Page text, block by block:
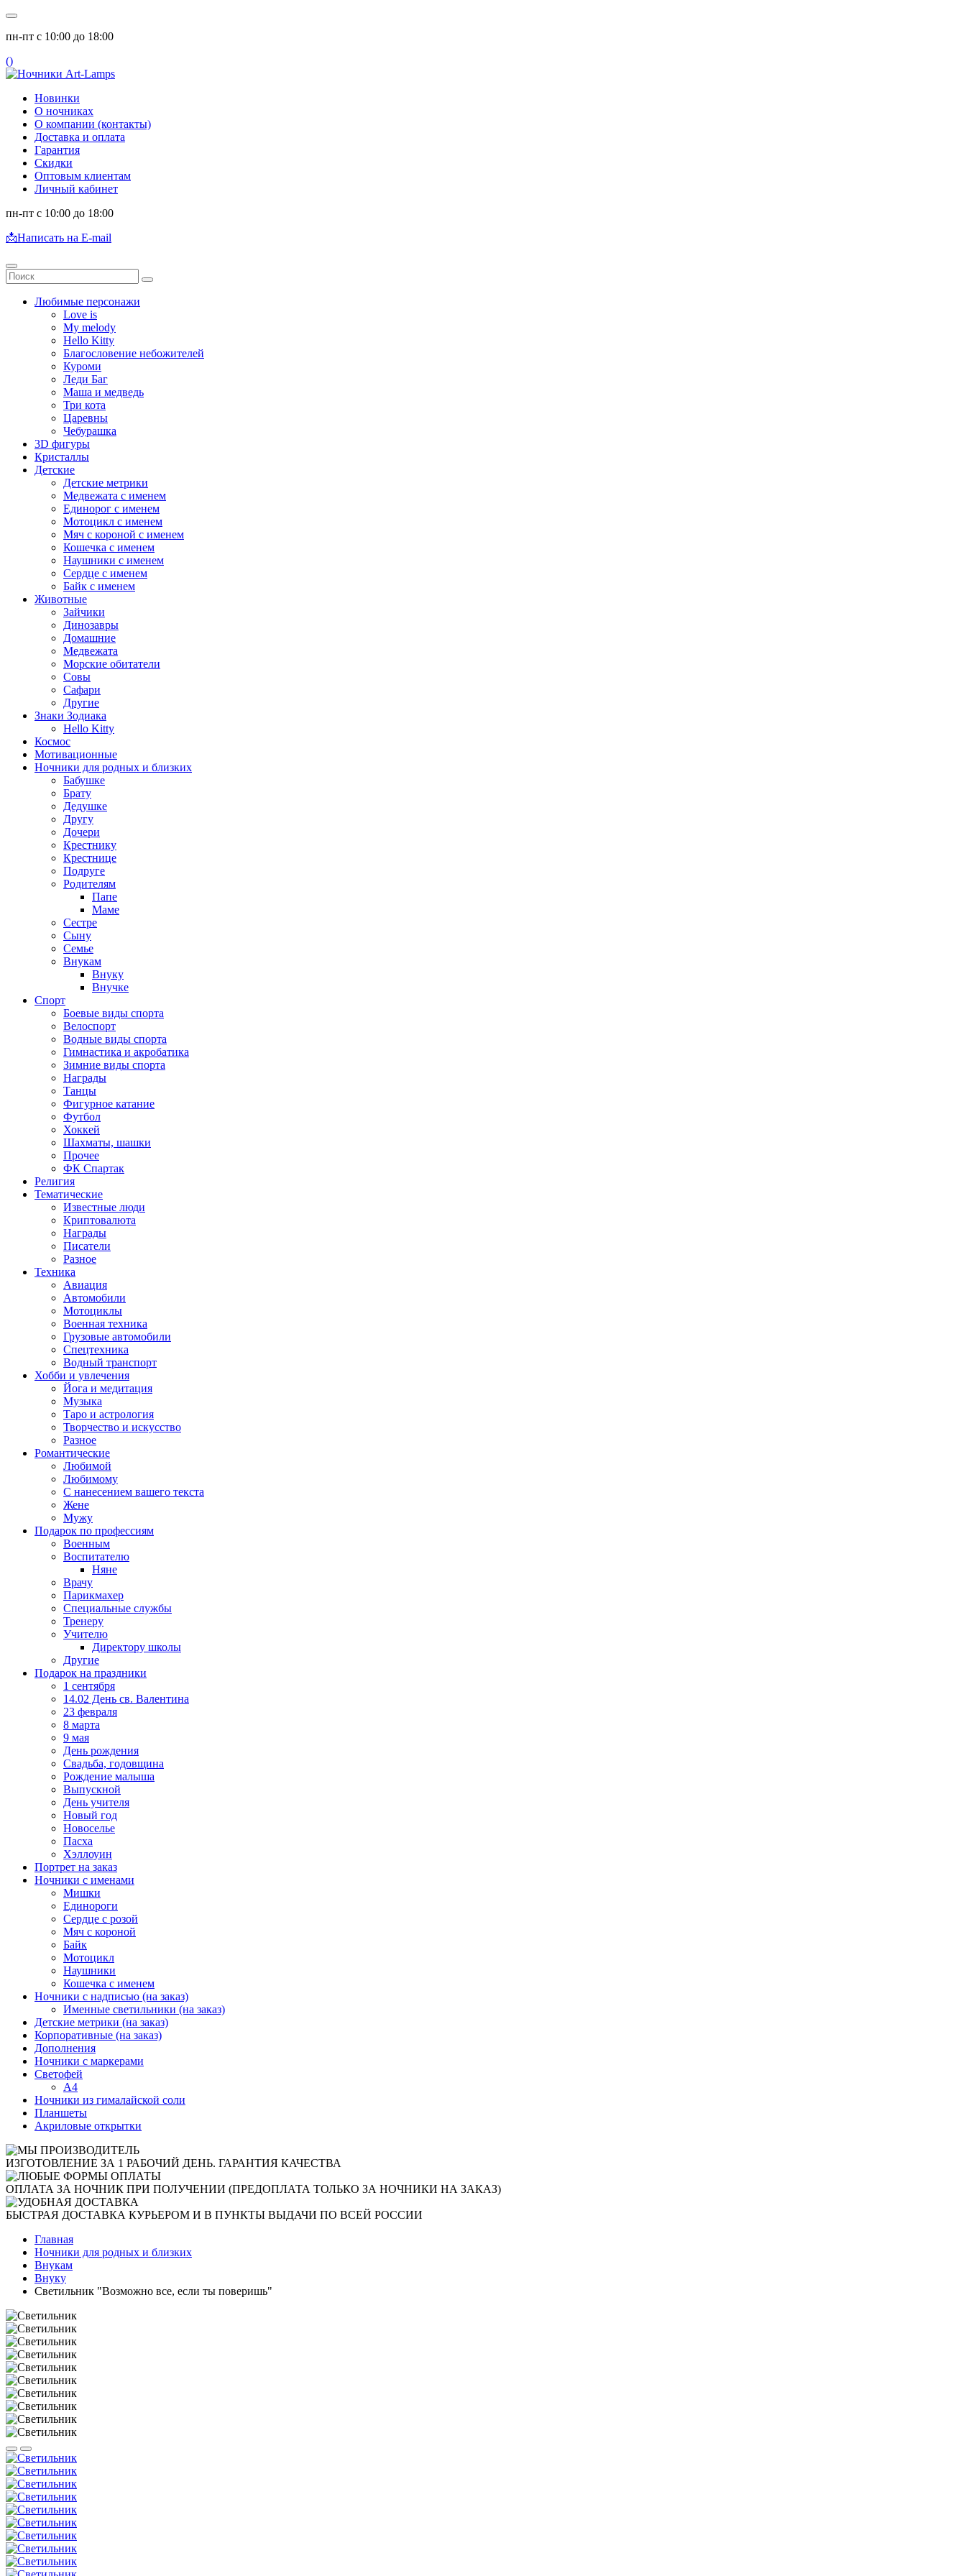
пн-пт с 10:00 до 18:00
()
Новинки
О ночниках
О компании (контакты)
Доставка и оплата
Гарантия
Скидки
Оптовым клиентам
Личный кабинет
пн-пт с 10:00 до 18:00
📩Написать на E-mail
Любимые персонажи
Love is
My melody
Hello Kitty
Благословение небожителей
Куроми
Леди Баг
Маша и медведь
Три кота
Царевны
Чебурашка
3D фигуры
Кристаллы
Детские
Детские метрики
Медвежата с именем
Единорог с именем
Мотоцикл с именем
Мяч с короной с именем
Кошечка с именем
Наушники с именем
Сердце с именем
Байк с именем
Животные
Зайчики
Динозавры
Домашние
Медвежата
Морские обитатели
Совы
Сафари
Другие
Знаки Зодиака
Hello Kitty
Космос
Мотивационные
Ночники для родных и близких
Бабушке
Брату
Дедушке
Другу
Дочери
Крестнику
Крестнице
Подруге
Родителям
Папе
Маме
Сестре
Сыну
Семье
Внукам
Внуку
Внучке
Спорт
Боевые виды спорта
Велоспорт
Водные виды спорта
Гимнастика и акробатика
Зимние виды спорта
Награды
Танцы
Фигурное катание
Футбол
Хоккей
Шахматы, шашки
Прочее
ФК Спартак
Религия
Тематические
Известные люди
Криптовалюта
Награды
Писатели
Разное
Техника
Авиация
Автомобили
Мотоциклы
Военная техника
Грузовые автомобили
Спецтехника
Водный транспорт
Хобби и увлечения
Йога и медитация
Музыка
Таро и астрология
Творчество и искусство
Разное
Романтические
Любимой
Любимому
С нанесением вашего текста
Жене
Мужу
Подарок по профессиям
Военным
Воспитателю
Няне
Врачу
Парикмахер
Специальные службы
Тренеру
Учителю
Директору школы
Другие
Подарок на праздники
1 сентября
14.02 День св. Валентина
23 февраля
8 марта
9 мая
День рождения
Свадьба, годовщина
Рождение малыша
Выпускной
День учителя
Новый год
Новоселье
Пасха
Хэллоуин
Портрет на заказ
Ночники с именами
Мишки
Единороги
Сердце с розой
Мяч с короной
Байк
Мотоцикл
Наушники
Кошечка с именем
Ночники с надписью (на заказ)
Именные светильники (на заказ)
Детские метрики (на заказ)
Корпоративные (на заказ)
Дополнения
Ночники с маркерами
Светофей
А4
Ночники из гималайской соли
Планшеты
Акриловые открытки
ИЗГОТОВЛЕНИЕ ЗА 1 РАБОЧИЙ ДЕНЬ. ГАРАНТИЯ КАЧЕСТВА
ОПЛАТА ЗА НОЧНИК ПРИ ПОЛУЧЕНИИ (ПРЕДОПЛАТА ТОЛЬКО ЗА НОЧНИКИ НА ЗАКАЗ)
БЫСТРАЯ ДОСТАВКА КУРЬЕРОМ И В ПУНКТЫ ВЫДАЧИ ПО ВСЕЙ РОССИИ
Главная
Ночники для родных и близких
Внукам
Внуку
Светильник "Возможно все, если ты поверишь"